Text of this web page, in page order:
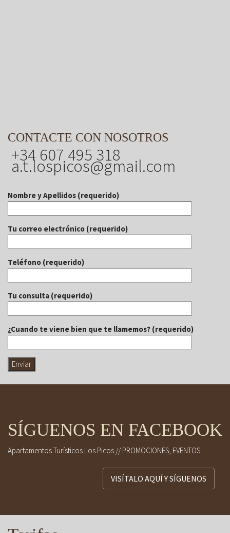
CONTACTE CON NOSOTROS
+34 607 495 318
a.t.lospicos@gmail.com
Nombre y Apellidos (requerido)
Tu correo electrónico (requerido)
Teléfono (requerido)
Tu consulta (requerido)
¿Cuando te viene bien que te llamemos? (requerido)
SÍGUENOS EN FACEBOOK
Apartamentos Turísticos Los Picos // PROMOCIONES, EVENTOS...
VISÍTALO AQUÍ Y SÍGUENOS